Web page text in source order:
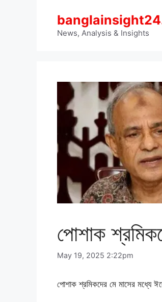
News, Analysis & Insights
পোশাক
May 19, 2025 2:22pm
পোশাক শ্রমিকদের মে মাসের মধ্যে